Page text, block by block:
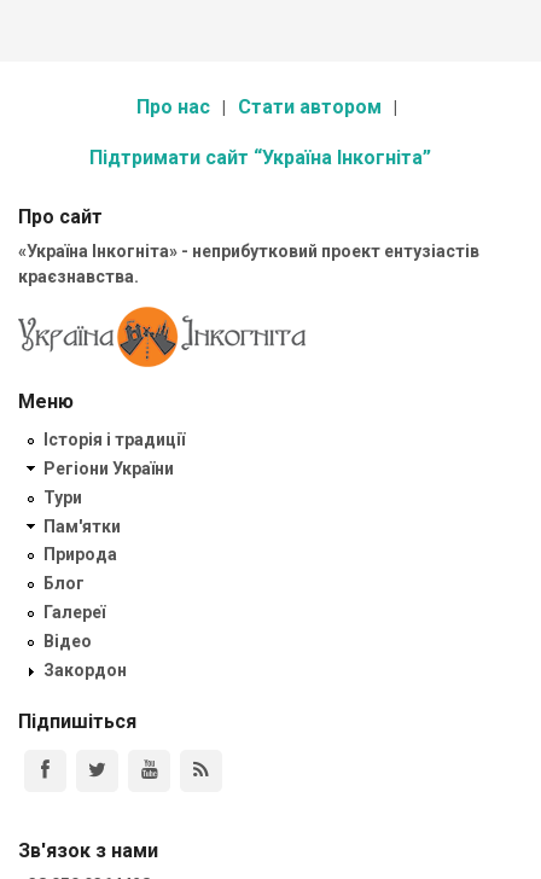
Про нас Стати автором
Підтримати сайт “Україна Інкогніта”
Про сайт
«Україна Інкогніта» - неприбутковий проект ентузіастів
краєзнавства.
Меню
Історія і традиції
Регіони України
Тури
Пам'ятки
Природа
Блог
Галереї
Відео
Закордон
Підпишіться
Зв'язок з нами